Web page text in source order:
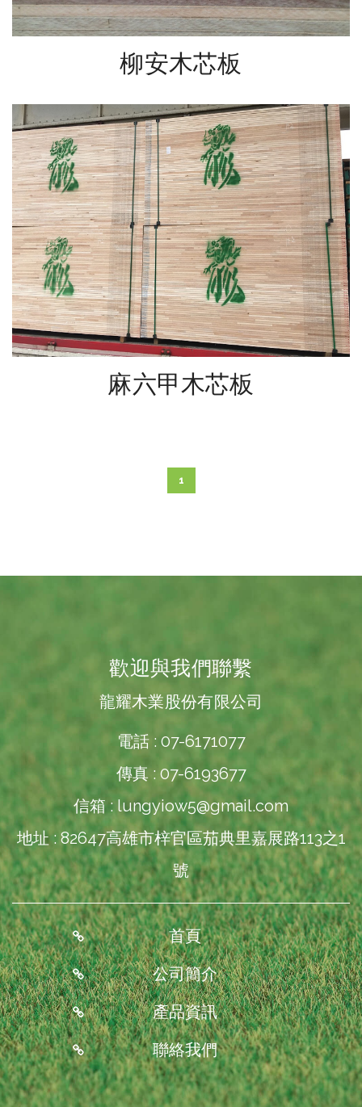
柳安木芯板
麻六甲木芯板
1
歡迎與我們聯繫
龍耀木業股份有限公司
電話 : 07-6171077
傳真 : 07-6193677
信箱 : lungyiow5@gmail.com
地址 : 82647高雄市梓官區茄典里嘉展路113之1
號
首頁
公司簡介
產品資訊
聯絡我們